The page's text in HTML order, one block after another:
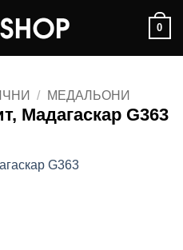
0
/ МЕДАЛЬОНИ
Мадагаскар G363